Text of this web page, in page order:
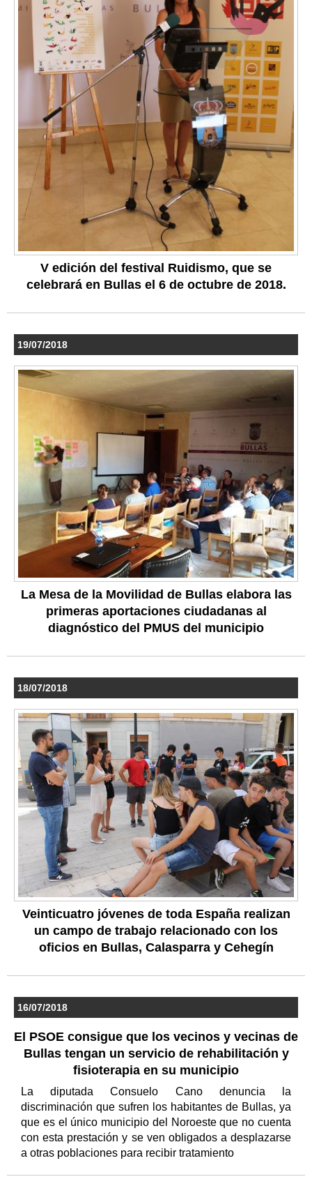
V edición del festival Ruidismo, que se
celebrará en Bullas el 6 de octubre de 2018.
19/07/2018
La Mesa de la Movilidad de Bullas elabora las
primeras aportaciones ciudadanas al
diagnóstico del PMUS del municipio
18/07/2018
Veinticuatro jóvenes de toda España realizan
un campo de trabajo relacionado con los
oficios en Bullas, Calasparra y Cehegín
16/07/2018
El PSOE consigue que los vecinos y vecinas de
Bullas tengan un servicio de rehabilitación y
fisioterapia en su municipio
La diputada Consuelo Cano denuncia la
discriminación que sufren los habitantes de Bullas, ya
que es el único municipio del Noroeste que no cuenta
con esta prestación y se ven obligados a desplazarse
a otras poblaciones para recibir tratamiento